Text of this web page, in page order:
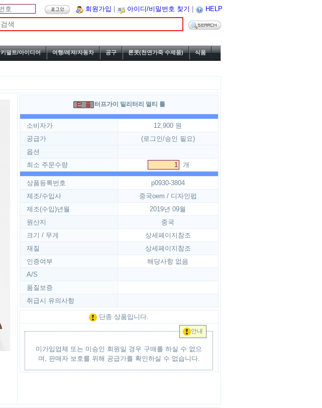
회원가입 아이디/비밀번호 찾기 HELP
키덜트/아이디어 여행/레져/자동차 공구 론콧(천연가죽 수제품) 식품
터프가이 밀리터리 멀티 툴
소비자가
12,900 원
공급가
(로그인/승인 필요)
옵션
최소 주문수량
개
상품등록번호
p0930-3804
제조/수입사
중국oem / 디자인펍
제조(수입)년월
2019년 09월
원산지
중국
크기 / 무게
상세페이지참조
재질
상세페이지참조
인증여부
해당사항 없음
A/S
품질보증
취급시 유의사항
단종 상품입니다.
안내
미가입업체 또는 미승인 회원일 경우 구매를 하실 수 없으
며, 판매자 보호를 위해 공급가를 확인하실 수 없습니다.